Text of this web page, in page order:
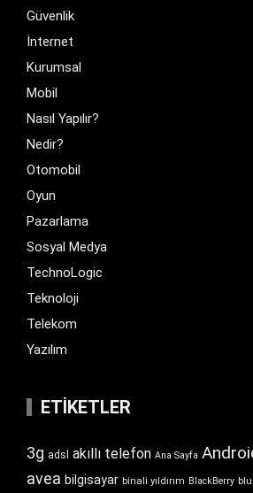
Güvenlik
İnternet
Kurumsal
Mobil
Nasıl Yapılır?
Nedir?
Otomobil
Oyun
Pazarlama
Sosyal Medya
TechnoLogic
Teknoloji
Telekom
Yazılım
ETIKETLER
3g adsl akıllı telefon Ana Sayfa
avea bilgisayar binali yıldırım BlackBerry